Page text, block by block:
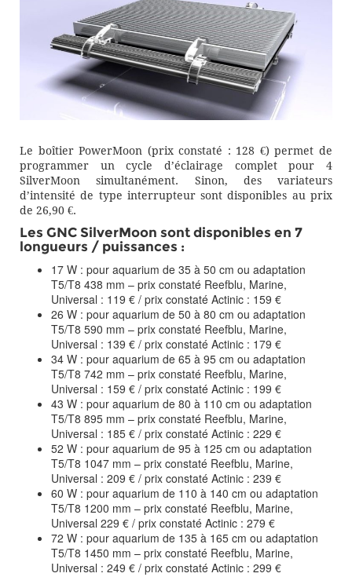
Le boîtier PowerMoon (prix constaté : 128 €) permet de
programmer un cycle d’éclairage complet pour 4
SilverMoon simultanément. Sinon, des variateurs
d’intensité de type interrupteur sont disponibles au prix
de 26,90 €.
Les GNC SilverMoon sont disponibles en 7
longueurs / puissances :
17 W : pour aquarium de 35 à 50 cm ou adaptation
T5/T8 438 mm – prix constaté Reefblu, Marine,
Universal : 119 € / prix constaté Actinic : 159 €
26 W : pour aquarium de 50 à 80 cm ou adaptation
T5/T8 590 mm – prix constaté Reefblu, Marine,
Universal : 139 € / prix constaté Actinic : 179 €
34 W : pour aquarium de 65 à 95 cm ou adaptation
T5/T8 742 mm – prix constaté Reefblu, Marine,
Universal : 159 € / prix constaté Actinic : 199 €
43 W : pour aquarium de 80 à 110 cm ou adaptation
T5/T8 895 mm – prix constaté Reefblu, Marine,
Universal : 185 € / prix constaté Actinic : 229 €
52 W : pour aquarium de 95 à 125 cm ou adaptation
T5/T8 1047 mm – prix constaté Reefblu, Marine,
Universal : 209 € / prix constaté Actinic : 239 €
60 W : pour aquarium de 110 à 140 cm ou adaptation
T5/T8 1200 mm – prix constaté Reefblu, Marine,
Universal 229 € / prix constaté Actinic : 279 €
72 W : pour aquarium de 135 à 165 cm ou adaptation
T5/T8 1450 mm – prix constaté Reefblu, Marine,
Universal : 249 € / prix constaté Actinic : 299 €